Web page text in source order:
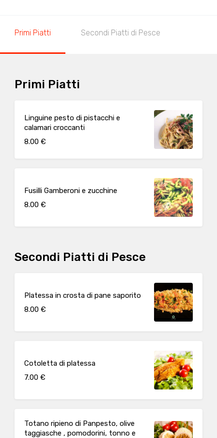
Primi Piatti Secondi Piatti di Pesce
Primi Piatti
Linguine pesto di pistacchi e
calamari croccanti
8.00 €
Fusilli Gamberoni e zucchine
8.00 €
Secondi Piatti di Pesce
Platessa in crosta di pane saporito
8.00 €
Cotoletta di platessa
7.00 €
Totano ripieno di Panpesto, olive
taggiasche , pomodorini, tonno e